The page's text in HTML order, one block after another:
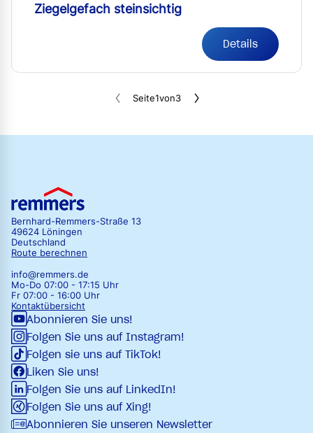
Ziegelgefach steinsichtig
Details
Seite1von3
Bernhard-Remmers-Straße 13
49624 Löningen
Deutschland
Route berechnen
info@remmers.de
Mo-Do 07:00 - 17:15 Uhr
Fr 07:00 - 16:00 Uhr
Kontaktübersicht
Abonnieren Sie uns!
Folgen Sie uns auf Instagram!
Folgen sie uns auf TikTok!
Liken Sie uns!
Folgen Sie uns auf LinkedIn!
Folgen Sie uns auf Xing!
Abonnieren Sie unseren Newsletter